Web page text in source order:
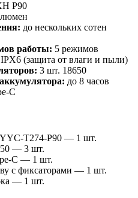
P90
до нескольких сотен
работы: 5 режимов
IPX6 (защита от влаги и пыли)
3 шт. 18650
до 8 часов
C
T274-P90 — 1 шт.
— 3 шт.
C — 1 шт.
с фиксаторами — 1 шт.
— 1 шт.